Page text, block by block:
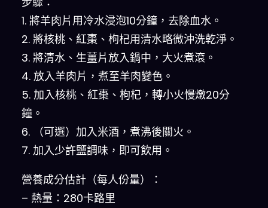
1. 將羊肉片用冷水浸泡10分鐘，去除血水。
2. 將核桃、紅棗、枸杞用清水略微沖洗乾淨。
3. 將清水、生薑片放入鍋中，大火煮滾。
4. 放入羊肉片，煮至羊肉變色。
5. 加入核桃、紅棗、枸杞，轉小火慢燉20分
鐘。
6. （可選）加入米酒，煮沸後關火。
7. 加入少許鹽調味，即可飲用。
營養成分估計（每人份量）：
– 熱量：280卡路里